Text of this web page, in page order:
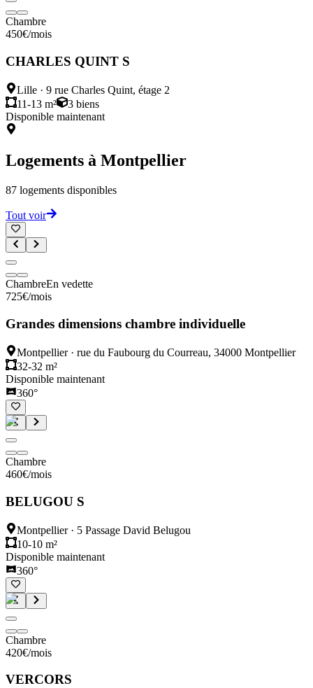
Chambre
450€/mois
CHARLES QUINT S
Lille · 9 rue Charles Quint, étage 2
11-13 m²
3 biens
Disponible maintenant
Logements à Montpellier
87 logements disponibles
Tout voir
ChambreEn vedette
725€/mois
Grandes dimensions chambre individuelle
Montpellier· rue du Faubourg du Courreau, 34000 Montpellier
32-32 m²
Disponible maintenant
360°
Chambre
460€/mois
BELUGOU S
Montpellier· 5 Passage David Belugou
10-10 m²
Disponible maintenant
360°
Chambre
420€/mois
VERCORS